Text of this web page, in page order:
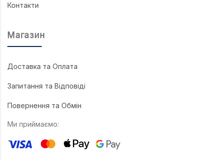
Контакти
Магазин
Доставка та Оплата
Запитання та Відповіді
Повернення та Обмін
Ми приймаємо: